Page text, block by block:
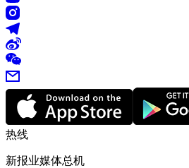
热线
新报业媒体总机